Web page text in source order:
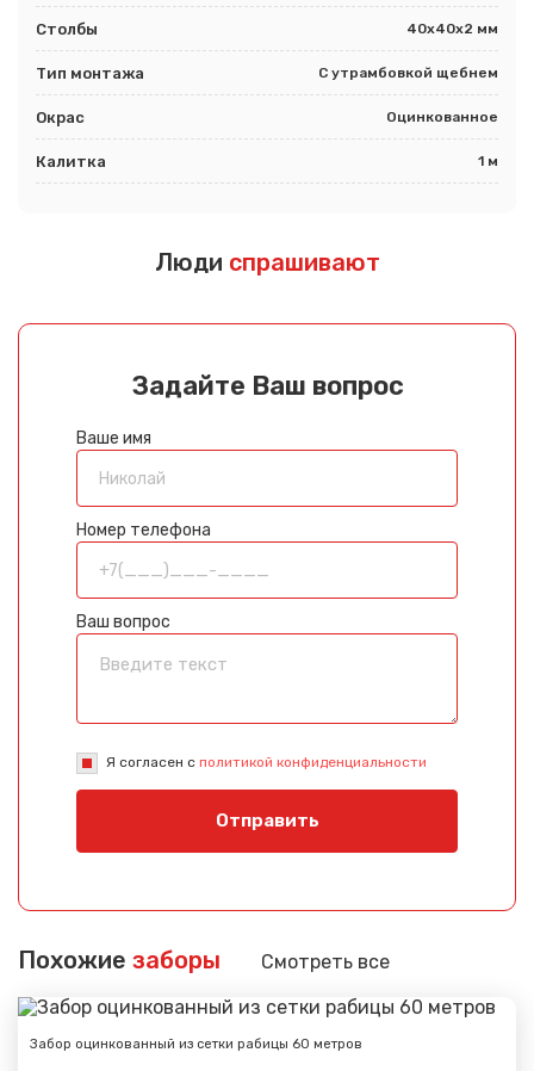
Столбы 40х40х2 мм
Тип монтажа С утрамбовкой щебнем
Окрас Оцинкованное
Калитка 1 м
Люди спрашивают
Задайте Ваш вопрос
Ваше имя
Номер телефона
Ваш вопрос
Я согласен с политикой конфиденциальности
Отправить
Похожие заборы Смотреть все
Забор оцинкованный из сетки рабицы 60 метров